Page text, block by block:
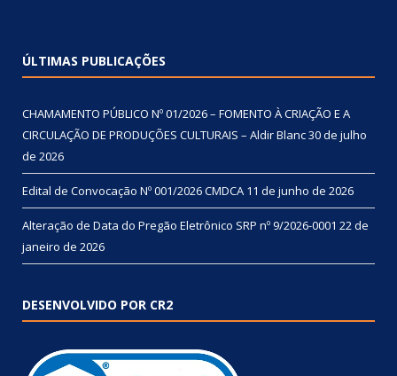
ÚLTIMAS PUBLICAÇÕES
CHAMAMENTO PÚBLICO Nº 01/2026 – FOMENTO À CRIAÇÃO E A
CIRCULAÇÃO DE PRODUÇÕES CULTURAIS – Aldir Blanc30 de julho
de 2026
Edital de Convocação Nº 001/2026 CMDCA 11 de junho de 2026
Alteração de Data do Pregão Eletrônico SRP nº 9/2026-0001 22 de
janeiro de 2026
DESENVOLVIDO POR CR2